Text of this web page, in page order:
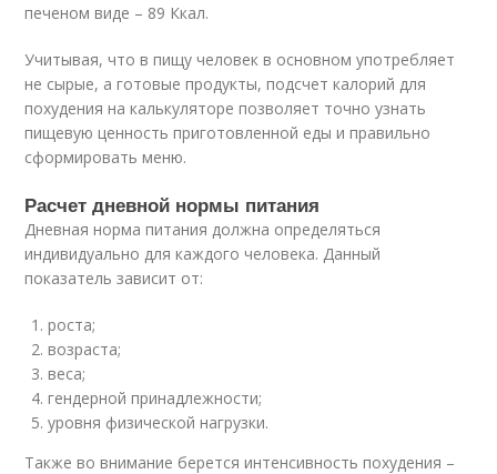
печеном виде – 89 Ккал.
Учитывая, что в пищу человек в основном употребляет
не сырые, а готовые продукты, подсчет калорий для
похудения на калькуляторе позволяет точно узнать
пищевую ценность приготовленной еды и правильно
сформировать меню.
Расчет дневной нормы питания
Дневная норма питания должна определяться
индивидуально для каждого человека. Данный
показатель зависит от:
роста;
возраста;
веса;
гендерной принадлежности;
уровня физической нагрузки.
Также во внимание берется интенсивность похудения –